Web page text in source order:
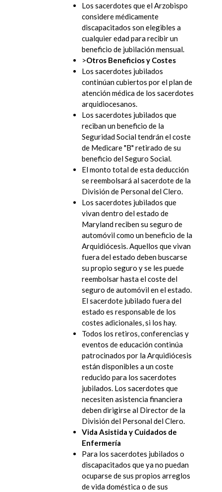
Los sacerdotes que el Arzobispo
considere médicamente
discapacitados son elegibles a
cualquier edad para recibir un
beneficio de jubilación mensual.
>Otros Beneficios y Costes
Los sacerdotes jubilados
continúan cubiertos por el plan de
atención médica de los sacerdotes
arquidiocesanos.
Los sacerdotes jubilados que
reciban un beneficio de la
Seguridad Social tendrán el coste
de Medicare "B" retirado de su
beneficio del Seguro Social.
El monto total de esta deducción
se reembolsará al sacerdote de la
División de Personal del Clero.
Los sacerdotes jubilados que
vivan dentro del estado de
Maryland reciben su seguro de
automóvil como un beneficio de la
Arquidiócesis. Aquellos que vivan
fuera del estado deben buscarse
su propio seguro y se les puede
reembolsar hasta el coste del
seguro de automóvil en el estado.
El sacerdote jubilado fuera del
estado es responsable de los
costes adicionales, si los hay.
Todos los retiros, conferencias y
eventos de educación continúa
patrocinados por la Arquidiócesis
están disponibles a un coste
reducido para los sacerdotes
jubilados. Los sacerdotes que
necesiten asistencia financiera
deben dirigirse al Director de la
División del Personal del Clero.
Vida Asistida y Cuidados de
Enfermería
Para los sacerdotes jubilados o
discapacitados que ya no puedan
ocuparse de sus propios arreglos
de vida doméstica o de sus